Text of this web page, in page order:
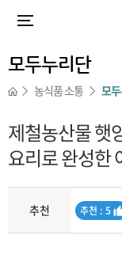
모두누리단
농식품 소통 모
제철농산물 햇
요리로 완성한
추천
추
추천 : 5